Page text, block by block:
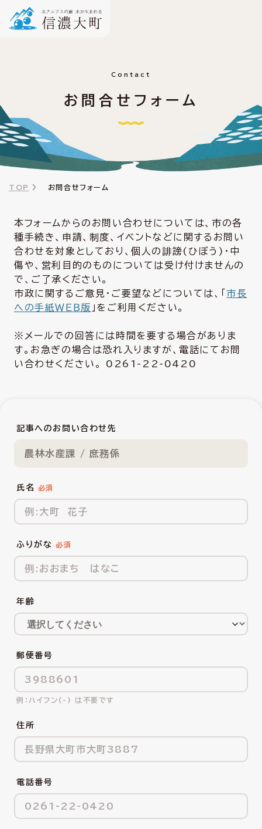
Contact
お問合せフォーム
TOP お問合せフォーム
本フォームからのお問い合わせについては、市の各
種手続き、申請、制度、イベントなどに関するお問い
合わせを対象としており、個人の誹謗(ひぼう)・中
傷や、営利目的のものについては受け付けませんの
で、ご了承ください。
市政に関するご意見・ご要望などについては、「市長
への手紙ＷＥＢ版 」をご利用ください。
※メールでの回答には時間を要する場合がありま
す。お急ぎの場合は恐れ入りますが、電話にてお問
い合わせください。 0261-22-0420
記事へのお問い合わせ先
農林水産課 / 庶務係
氏名
ふりがな
年齢
郵便番号
ハイフン(-) は不要です
住所
電話番号